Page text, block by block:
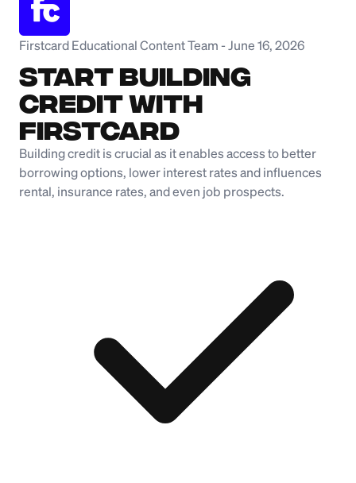
Firstcard Educational Content Team -June 16, 2026
Start Building
Credit with
Firstcard
Building credit is crucial as it enables access to better
borrowing options, lower interest rates and influences
rental, insurance rates, and even job prospects.